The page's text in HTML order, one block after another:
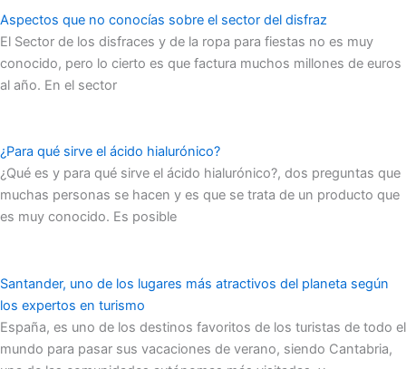
Aspectos que no conocías sobre el sector del disfraz
El Sector de los disfraces y de la ropa para fiestas no es muy
conocido, pero lo cierto es que factura muchos millones de euros
al año. En el sector
¿Para qué sirve el ácido hialurónico?
¿Qué es y para qué sirve el ácido hialurónico?, dos preguntas que
muchas personas se hacen y es que se trata de un producto que
es muy conocido. Es posible
Santander, uno de los lugares más atractivos del planeta según
los expertos en turismo
España, es uno de los destinos favoritos de los turistas de todo el
mundo para pasar sus vacaciones de verano, siendo Cantabria,